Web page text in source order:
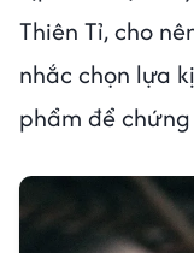
Thiên Tỉ, cho
nhắc chọn lựa
phẩm để